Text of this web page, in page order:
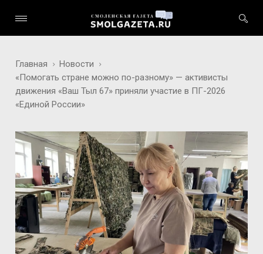
Главная
Новости
«Помогать стране можно по-разному» — активисты
движения «Ваш Тыл 67» приняли участие в ПГ-2026
«Единой России»